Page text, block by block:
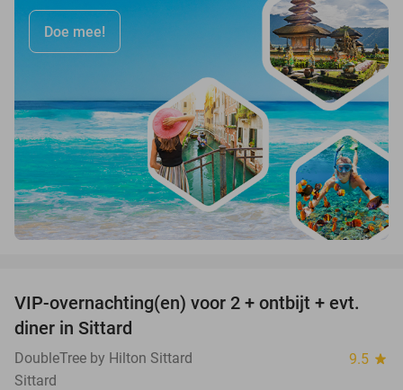
Doe mee!
33%
VIP-overnachting(en) voor 2 + ontbijt + evt.
diner in Sittard
DoubleTree by Hilton Sittard 9.5 star
Sittard